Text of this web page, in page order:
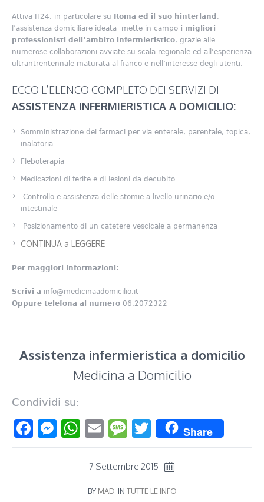
Attiva H24, in particolare su Roma ed il suo hinterland ,
l’assistenza domiciliare ideata mette in campo i migliori
professionisti dell’ambito infermieristico, grazie alle
numerose collaborazioni avviate su scala regionale ed all’esperienza
ultrantrentennale maturata al fianco e nell’interesse degli utenti.
ECCO L’ELENCO COMPLETO DEI SERVIZI DI
ASSISTENZA INFERMIERISTICA A DOMICILIO:
Somministrazione dei farmaci per via enterale, parentale, topica,
inalatoria
Fleboterapia
Medicazioni di ferite e di lesioni da decubito
Controllo e assistenza delle stomie a livello urinario e/o
intestinale
Posizionamento di un catetere vescicale a permanenza
CONTINUA a LEGGERE
Per maggiori informazioni:
Scrivi a info@medicinaadomicilio.it
Oppure telefona al numero 06.2072322
Assistenza infermieristica a domicilio
Medicina a Domicilio
Condividi su:
Facebook
Messenger
WhatsApp
EmailMessage
Twitter
Share
7 Settembre 2015
BY MAD IN TUTTE LE INFO